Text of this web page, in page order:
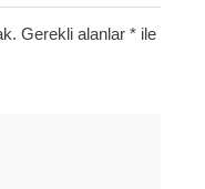
Gerekli alanlar * ile